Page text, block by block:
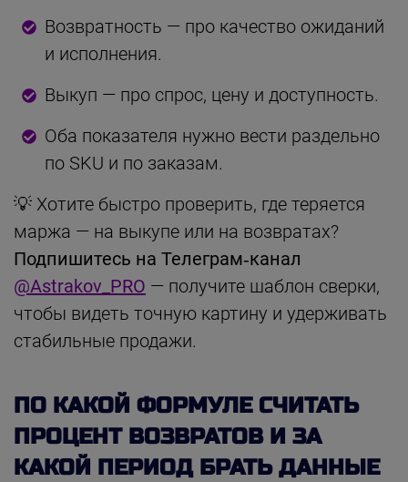
Возвратность — про качество ожиданий
и исполнения.
Выкуп — про спрос, цену и доступность.
Оба показателя нужно вести раздельно
по SKU и по заказам.
💡 Хотите быстро проверить, где теряется
маржа — на выкупе или на возвратах?
Подпишитесь на Телеграм‑канал
@Astrakov_PRO — получите шаблон сверки,
чтобы видеть точную картину и удерживать
стабильные продажи.
ПО КАКОЙ ФОРМУЛЕ СЧИТАТЬ
ПРОЦЕНТ ВОЗВРАТОВ И ЗА
КАКОЙ ПЕРИОД БРАТЬ ДАННЫЕ